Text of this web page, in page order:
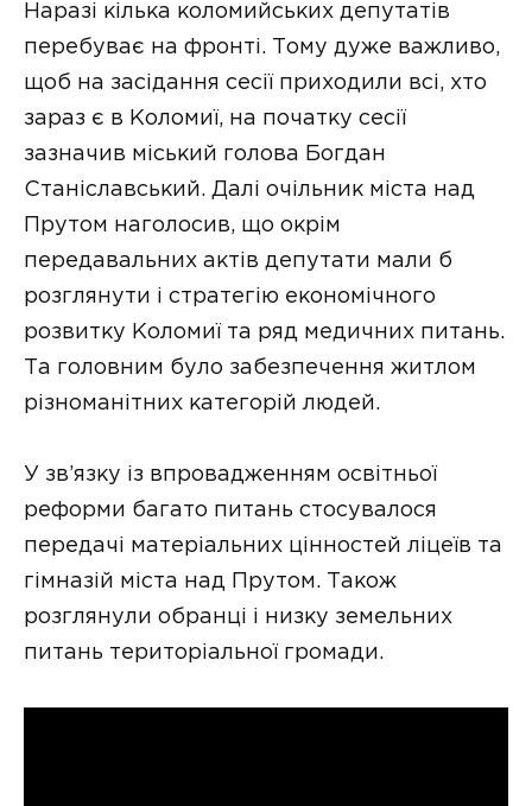
Наразі кілька коломийських депутатів
перебуває на фронті. Тому дуже важливо,
щоб на засідання сесії приходили всі, хто
зараз є в Коломиї, на початку сесії
зазначив міський голова Богдан
Станіславський. Далі очільник міста над
Прутом наголосив, що окрім
передавальних актів депутати мали б
розглянути і стратегію економічного
розвитку Коломиї та ряд медичних питань.
Та головним було забезпечення житлом
різноманітних категорій людей.
У зв’язку із впровадженням освітньої
реформи багато питань стосувалося
передачі матеріальних цінностей ліцеїв та
гімназій міста над Прутом. Також
розглянули обранці і низку земельних
питань територіальної громади.